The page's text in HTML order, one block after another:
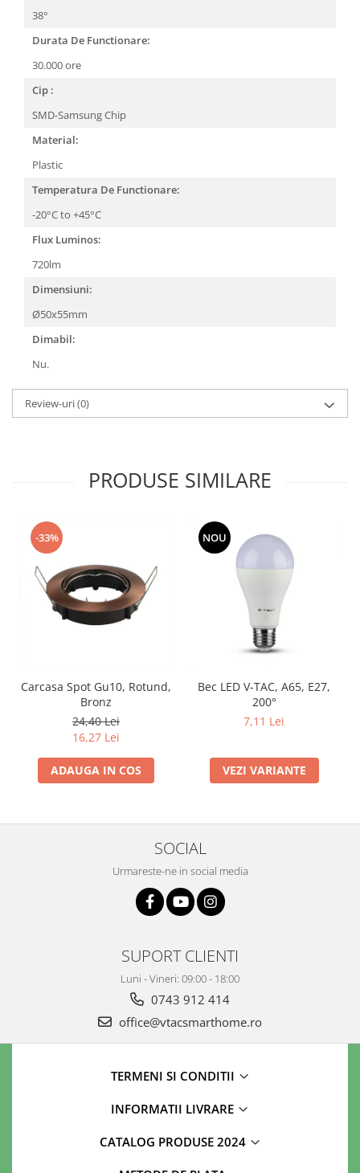
38°
Durata De Functionare:
30.000 ore
Cip :
SMD-Samsung Chip
Material:
Plastic
Temperatura De Functionare:
-20°C to +45°C
Flux Luminos:
720lm
Dimensiuni:
Ø50x55mm
Dimabil:
Nu.
Review-uri(0)
PRODUSE SIMILARE
-33%
Carcasa Spot Gu10, Rotund,
Bronz
24,40 Lei
16,27 Lei
ADAUGA IN COS
NOU
Bec LED V-TAC, A65, E27,
200°
7,11 Lei
VEZI VARIANTE
SOCIAL
Urmareste-ne in social media
SUPORT CLIENTI
Luni - Vineri: 09:00 - 18:00
0743 912 414
office@vtacsmarthome.ro
TERMENI SI CONDITII
INFORMATII LIVRARE
CATALOG PRODUSE 2024